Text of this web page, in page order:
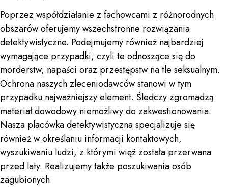
Poprzez współdziałanie z fachowcami z różnorodnych
obszarów oferujemy wszechstronne rozwiązania
detektywistyczne. Podejmujemy również najbardziej
wymagające przypadki, czyli te odnoszące się do
morderstw, napaści oraz przestępstw na tle seksualnym.
Ochrona naszych zleceniodawców stanowi w tym
przypadku najważniejszy element. Śledczy zgromadzą
materiał dowodowy niemożliwy do zakwestionowania.
Nasza placówka detektywistyczna specjalizuje się
również w określaniu informacji kontaktowych,
wyszukiwaniu ludzi, z którymi więź została przerwana
przed laty. Realizujemy także poszukiwania osób
zagubionych.